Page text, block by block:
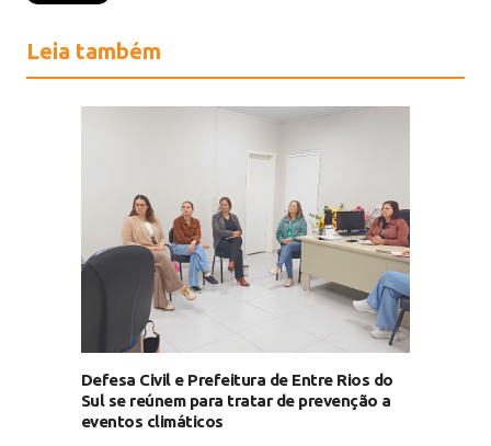
Leia também
Defesa Civil e Prefeitura de Entre Rios do
Sul se reúnem para tratar de prevenção a
eventos climáticos